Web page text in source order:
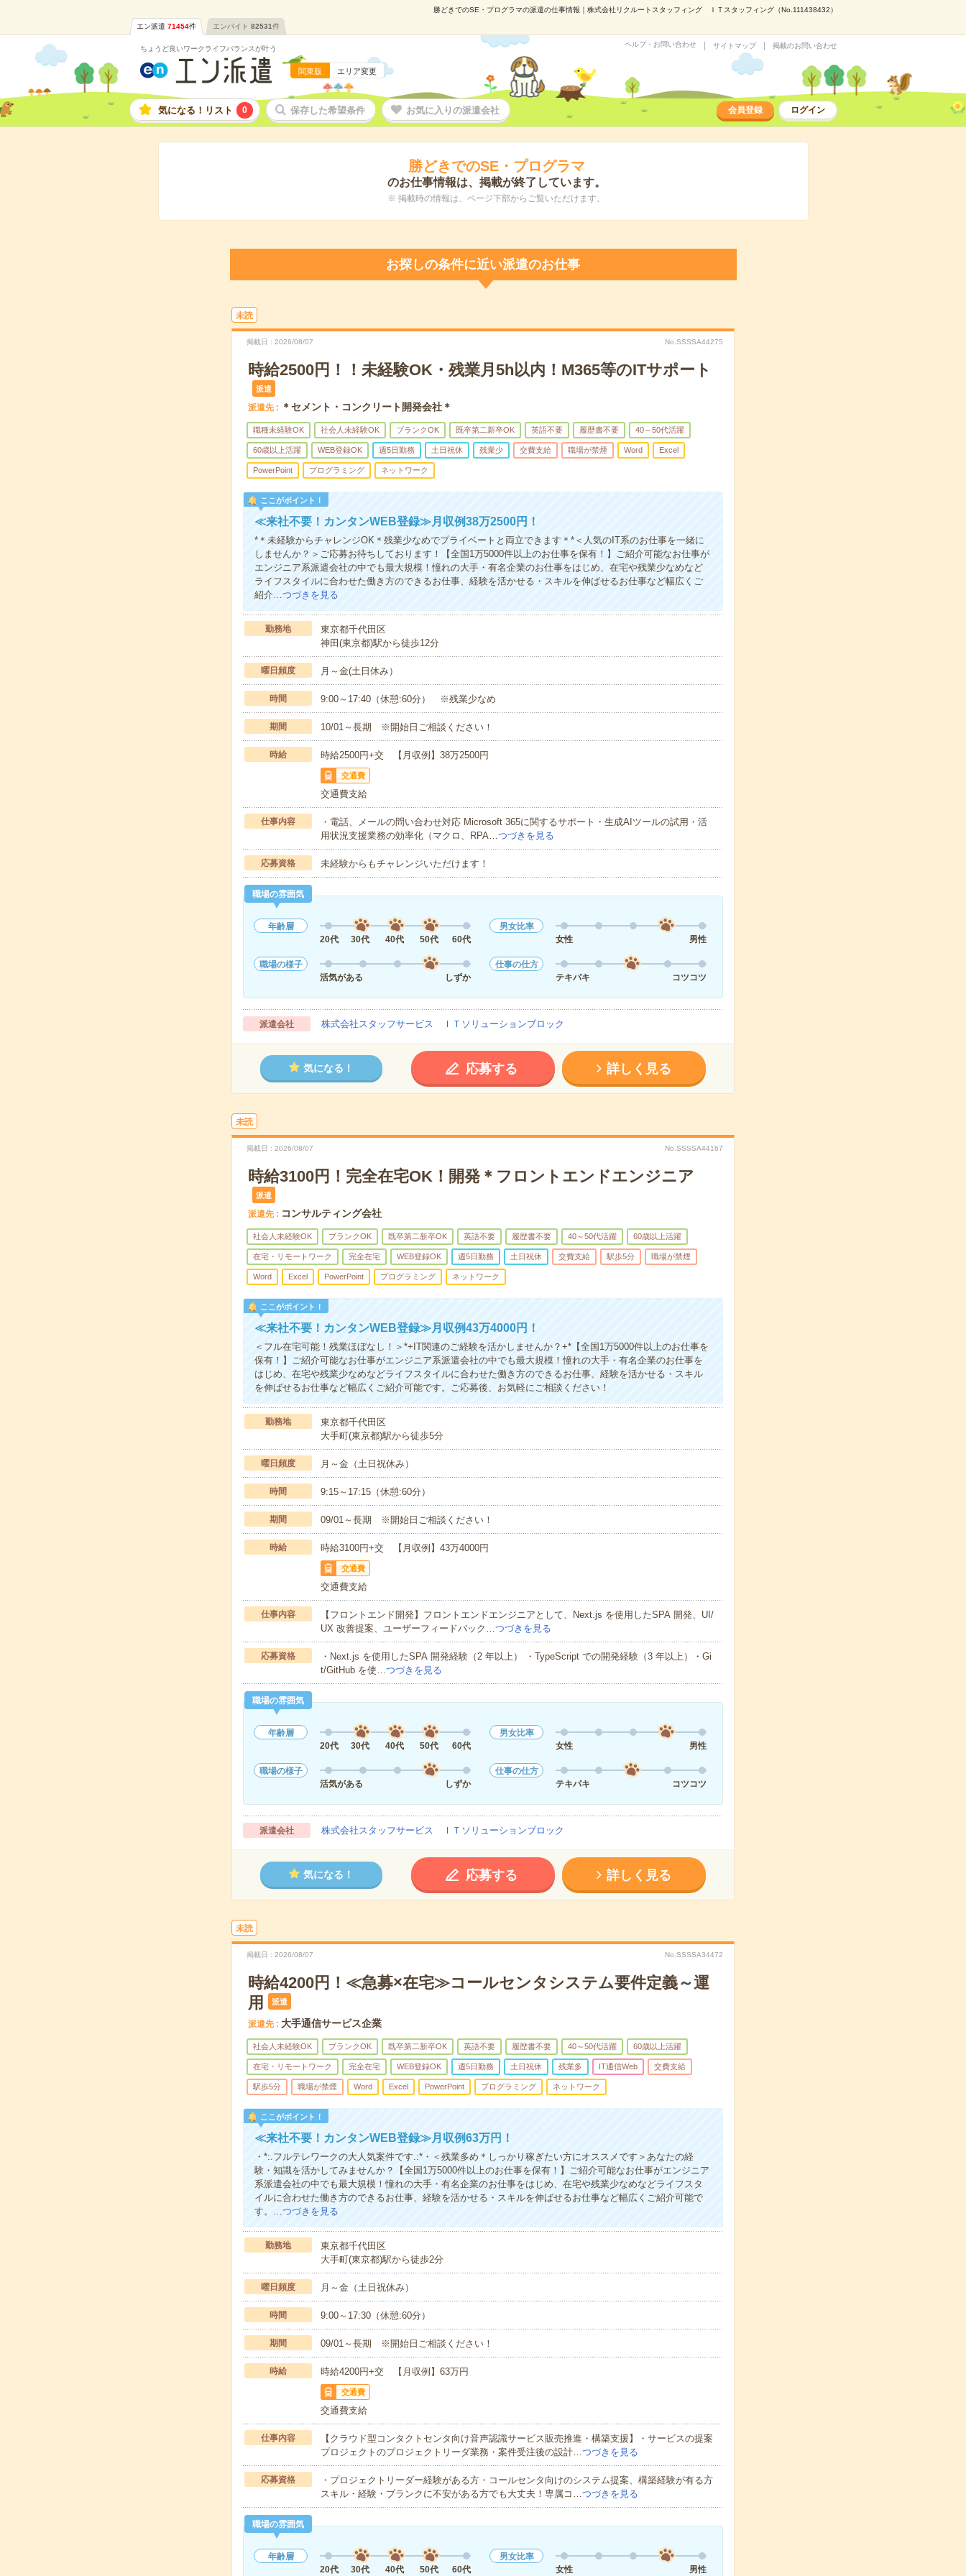
勝どきでのSE・プログラマの派遣の仕事情報｜株式会社リクルートスタッフィング ＩＴスタッフィング（No.111438432）
エン派遣 71454件 エンバイト 82531件
ちょうど良いワークライフバランスが叶う
関東版 エリア変更
ヘルプ・お問い合わせ サイトマップ 掲載のお問い合わせ
気になる！リスト 0 保存した希望条件 お気に入りの派遣会社 会員登録 ログイン
勝どきでのSE・プログラマ
のお仕事情報は、掲載が終了しています。
※ 掲載時の情報は、ページ下部からご覧いただけます。
お探しの条件に近い派遣のお仕事
未読
掲載日 2026/08/07 No.SSSSA44275
時給2500円！！未経験OK・残業月5h以内！M365等のITサポート
派遣
派遣先 ＊セメント・コンクリート開発会社＊
職種未経験OK 社会人未経験OK ブランクOK 既卒第二新卒OK 英語不要 履歴書不要 40～50代活躍
60歳以上活躍 WEB登録OK 週5日勤務 土日祝休 残業少 交費支給 職場が禁煙 Word Excel
PowerPoint プログラミング ネットワーク
ここがポイント！
≪来社不要！カンタンWEB登録≫月収例38万2500円！
*＊未経験からチャレンジOK＊残業少なめでプライベートと両立できます＊*＜人気のIT系のお仕事を一緒に
しませんか？＞ご応募お待ちしております！【全国1万5000件以上のお仕事を保有！】ご紹介可能なお仕事が
エンジニア系派遣会社の中でも最大規模！憧れの大手・有名企業のお仕事をはじめ、在宅や残業少なめなど
ライフスタイルに合わせた働き方のできるお仕事、経験を活かせる・スキルを伸ばせるお仕事など幅広くご
紹介…つづきを見る
勤務地
東京都千代田区
神田(東京都)駅から徒歩12分
曜日頻度 月～金(土日休み）
時間 9:00～17:40（休憩:60分） ※残業少なめ
期間 10/01～長期 ※開始日ご相談ください！
時給 時給2500円+交 【月収例】38万2500円
交通費
交通費支給
仕事内容
・電話、メールの問い合わせ対応 Microsoft 365に関するサポート・生成AIツールの試用・活
用状況支援業務の効率化（マクロ、RPA…つづきを見る
応募資格 未経験からもチャレンジいただけます！
職場の雰囲気
年齢層
20代
30代 40代 50代 60代
男女比率
女性
男性
職場の様子
活気がある
しずか
仕事の仕方
テキパキ
コツコツ
派遣会社 株式会社スタッフサービス ＩＴソリューションブロック
気になる！ 応募する 詳しく見る
未読
掲載日 2026/08/07 No.SSSSA44167
時給3100円！完全在宅OK！開発＊フロントエンドエンジニア
派遣
派遣先 コンサルティング会社
社会人未経験OK ブランクOK 既卒第二新卒OK 英語不要 履歴書不要 40～50代活躍 60歳以上活躍
在宅・リモートワーク 完全在宅 WEB登録OK 週5日勤務 土日祝休 交費支給 駅歩5分 職場が禁煙
Word Excel PowerPoint プログラミング ネットワーク
ここがポイント！
≪来社不要！カンタンWEB登録≫月収例43万4000円！
＜フル在宅可能！残業ほぼなし！＞*+IT関連のご経験を活かしませんか？+*【全国1万5000件以上のお仕事を
保有！】ご紹介可能なお仕事がエンジニア系派遣会社の中でも最大規模！憧れの大手・有名企業のお仕事を
はじめ、在宅や残業少なめなどライフスタイルに合わせた働き方のできるお仕事、経験を活かせる・スキル
を伸ばせるお仕事など幅広くご紹介可能です。ご応募後、お気軽にご相談ください！
勤務地
東京都千代田区
大手町(東京都)駅から徒歩5分
曜日頻度 月～金（土日祝休み）
時間 9:15～17:15（休憩:60分）
期間 09/01～長期 ※開始日ご相談ください！
時給 時給3100円+交 【月収例】43万4000円
交通費
交通費支給
仕事内容
【フロントエンド開発】フロントエンドエンジニアとして、Next.js を使用したSPA 開発、UI/
UX 改善提案、ユーザーフィードバック…つづきを見る
応募資格
・Next.js を使用したSPA 開発経験（2 年以上） ・TypeScript での開発経験（3 年以上）・Gi
t/GitHub を使…つづきを見る
職場の雰囲気
年齢層
20代
30代 40代 50代 60代
男女比率
女性
男性
職場の様子
活気がある
しずか
仕事の仕方
テキパキ
コツコツ
派遣会社 株式会社スタッフサービス ＩＴソリューションブロック
気になる！ 応募する 詳しく見る
未読
掲載日 2026/08/07 No.SSSSA34472
時給4200円！≪急募×在宅≫コールセンタシステム要件定義～運
用
派遣
派遣先 大手通信サービス企業
社会人未経験OK ブランクOK 既卒第二新卒OK 英語不要 履歴書不要 40～50代活躍 60歳以上活躍
在宅・リモートワーク 完全在宅 WEB登録OK 週5日勤務 土日祝休 残業多 IT通信Web 交費支給
駅歩5分 職場が禁煙 Word Excel PowerPoint プログラミング ネットワーク
ここがポイント！
≪来社不要！カンタンWEB登録≫月収例63万円！
・*:.フルテレワークの大人気案件です.:*・＜残業多め＊しっかり稼ぎたい方にオススメです＞あなたの経
験・知識を活かしてみませんか？【全国1万5000件以上のお仕事を保有！】ご紹介可能なお仕事がエンジニア
系派遣会社の中でも最大規模！憧れの大手・有名企業のお仕事をはじめ、在宅や残業少なめなどライフスタ
イルに合わせた働き方のできるお仕事、経験を活かせる・スキルを伸ばせるお仕事など幅広くご紹介可能で
す。…つづきを見る
勤務地
東京都千代田区
大手町(東京都)駅から徒歩2分
曜日頻度 月～金（土日祝休み）
時間 9:00～17:30（休憩:60分）
期間 09/01～長期 ※開始日ご相談ください！
時給 時給4200円+交 【月収例】63万円
交通費
交通費支給
仕事内容
【クラウド型コンタクトセンタ向け音声認識サービス販売推進・構築支援】・サービスの提案
プロジェクトのプロジェクトリーダ業務・案件受注後の設計…つづきを見る
応募資格
・プロジェクトリーダー経験がある方・コールセンタ向けのシステム提案、構築経験が有る方
スキル・経験・ブランクに不安がある方でも大丈夫！専属コ…つづきを見る
職場の雰囲気
年齢層
20代
30代 40代 50代 60代
男女比率
女性
男性